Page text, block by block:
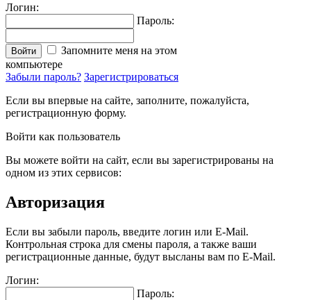
Логин:
Пароль:
Войти
Запомните меня на этом
компьютере
Забыли пароль? Зарегистрироваться
Если вы впервые на сайте, заполните, пожалуйста,
регистрационную форму.
Войти как пользователь
Вы можете войти на сайт, если вы зарегистрированы на
одном из этих сервисов:
Авторизация
Если вы забыли пароль, введите логин или E-Mail.
Контрольная строка для смены пароля, а также ваши
регистрационные данные, будут высланы вам по E-Mail.
Логин:
Пароль: